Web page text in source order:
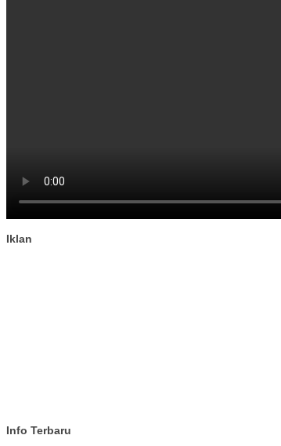
Iklan
Info Terbaru